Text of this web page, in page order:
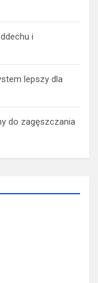
i
lepszy dla
do zagęszczania